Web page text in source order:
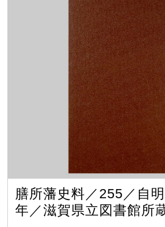
膳所藩史料／255／自
年／滋賀県立図書館所